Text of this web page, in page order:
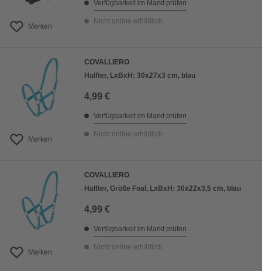
Merken
Verfügbarkeit im Markt prüfen
Nicht online erhältlich
Merken
COVALLIERO
Halfter, LxBxH: 30x27x3 cm, blau
4,99 €
Verfügbarkeit im Markt prüfen
Nicht online erhältlich
Merken
COVALLIERO
Halfter, Größe Foal, LxBxH: 30x22x3,5 cm, blau
4,99 €
Verfügbarkeit im Markt prüfen
Nicht online erhältlich